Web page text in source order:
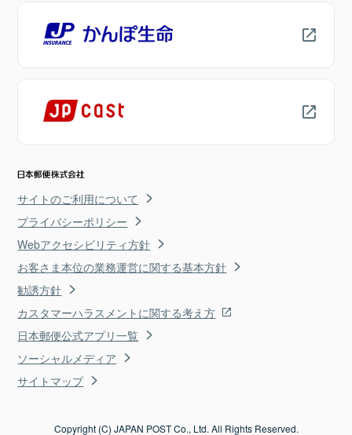
サイトのご利用について
プライバシーポリシー
Webアクセシビリティ方針
お客さま本位の業務運営に関する基本方針
勧誘方針
カスタマーハラスメントに関する考え方
日本郵便公式アプリ一覧
ソーシャルメディア
サイトマップ
Copyright (C) JAPAN POST Co., Ltd. All Rights Reserved.